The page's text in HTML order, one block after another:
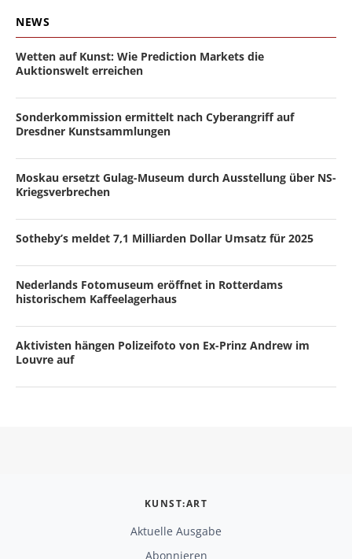
NEWS
Wetten auf Kunst: Wie Prediction Markets die
Auktionswelt erreichen
Sonderkommission ermittelt nach Cyberangriff auf
Dresdner Kunstsammlungen
Moskau ersetzt Gulag-Museum durch Ausstellung über NS-
Kriegsverbrechen
Sotheby’s meldet 7,1 Milliarden Dollar Umsatz für 2025
Nederlands Fotomuseum eröffnet in Rotterdams
historischem Kaffeelagerhaus
Aktivisten hängen Polizeifoto von Ex-Prinz Andrew im
Louvre auf
KUNST:ART
Aktuelle Ausgabe
Abonnieren